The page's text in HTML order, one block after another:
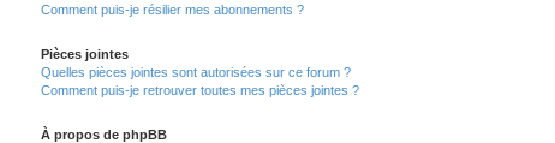
Comment puis-je résilier mes abonnements ?
Pièces jointes
Quelles pièces jointes sont autorisées sur ce forum ?
Comment puis-je retrouver toutes mes pièces jointes ?
À propos de phpBB